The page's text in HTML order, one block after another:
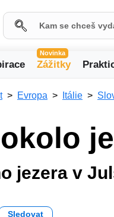
Novinka
Zážitky
Evropa Itálie
jezera v
Sledovat